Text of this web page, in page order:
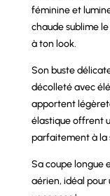
féminine et
chaude sublime
à ton look.
Son buste
décolleté avec
apportent
élastique offrent
parfaitement à la
Sa coupe longue
aérien, idéal pour